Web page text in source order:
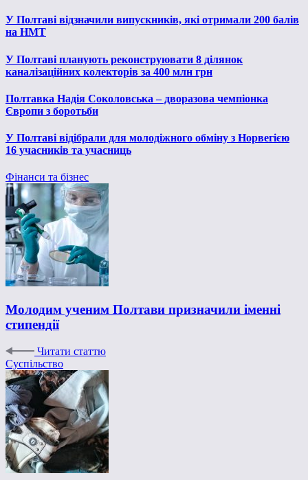
У Полтаві відзначили випускників, які отримали 200 балів
на НМТ
У Полтаві планують реконструювати 8 ділянок
каналізаційних колекторів за 400 млн грн
Полтавка Надія Соколовська – дворазова чемпіонка
Європи з боротьби
У Полтаві відібрали для молодіжного обміну з Норвегією
16 учасників та учасниць
Фінанси та бізнес
Молодим ученим Полтави призначили іменні
стипендії
Читати статтю
Суспільство